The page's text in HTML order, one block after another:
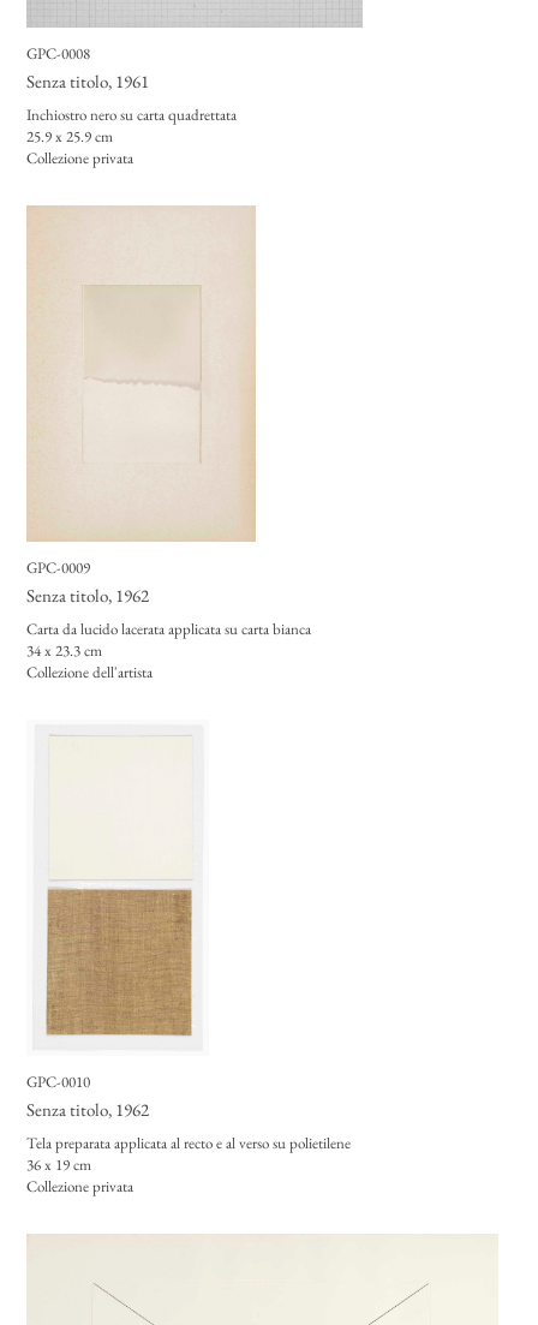
GPC-0008
Senza titolo, 1961
Inchiostro nero su carta quadrettata
25.9 x 25.9 cm
Collezione privata
GPC-0009
Senza titolo, 1962
Carta da lucido lacerata applicata su carta bianca
34 x 23.3 cm
Collezione dell'artista
GPC-0010
Senza titolo, 1962
Tela preparata applicata al recto e al verso su polietilene
36 x 19 cm
Collezione privata